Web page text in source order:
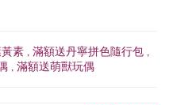
素 , 滿額送丹寧拼色隨行包 ,
, 滿額送萌獸玩偶